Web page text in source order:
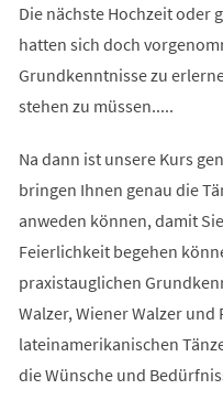
Die nächste Hochzeit oder
hatten sich doch
Grundkenntnisse zu
stehen zu müssen.....
Na dann ist unsere Kurs
bringen Ihnen genau die
anweden können, damit
Feierlichkeit begehen
praxistauglichen
Walzer, Wiener Walzer
lateinamerikanischen
die Wünsche und